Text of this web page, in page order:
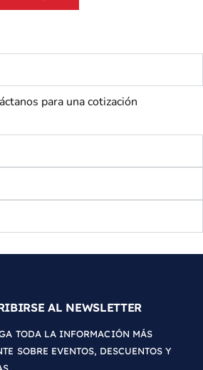
para una cotización
AL NEWSLETTER
TODA LA INFORMACIÓN MÁS
SOBRE EVENTOS, DESCUENTOS Y